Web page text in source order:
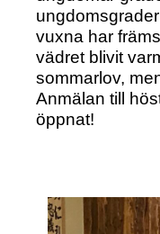
vuxna har
vädret blivit
sommarlov,
Anmälan till
öppnat!